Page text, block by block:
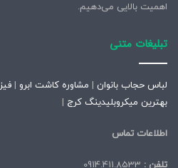
اهمیت بالایی می‌دهیم.
تبلیغات متنی
لباس حجاب بانوان | مشاوره کاشت ابرو |
بهترین میکروبلیدینگ کرج |
اطلاعات تماس
تلفن :